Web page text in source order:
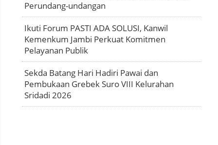
Perundang-undangan
Ikuti Forum PASTI ADA SOLUSI, Kanwil
Kemenkum Jambi Perkuat Komitmen
Pelayanan Publik
Sekda Batang Hari Hadiri Pawai dan
Pembukaan Grebek Suro VIII Kelurahan
Sridadi 2026